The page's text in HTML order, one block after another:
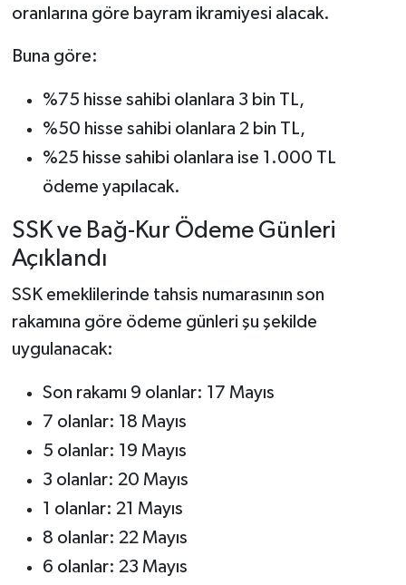
oranlarına göre bayram ikramiyesi alacak.
Buna göre:
%75 hisse sahibi olanlara 3 bin TL,
%50 hisse sahibi olanlara 2 bin TL,
%25 hisse sahibi olanlara ise 1.000 TL
ödeme yapılacak.
SSK ve Bağ-Kur Ödeme Günleri
Açıklandı
SSK emeklilerinde tahsis numarasının son
rakamına göre ödeme günleri şu şekilde
uygulanacak:
Son rakamı 9 olanlar: 17 Mayıs
7 olanlar: 18 Mayıs
5 olanlar: 19 Mayıs
3 olanlar: 20 Mayıs
1 olanlar: 21 Mayıs
8 olanlar: 22 Mayıs
6 olanlar: 23 Mayıs